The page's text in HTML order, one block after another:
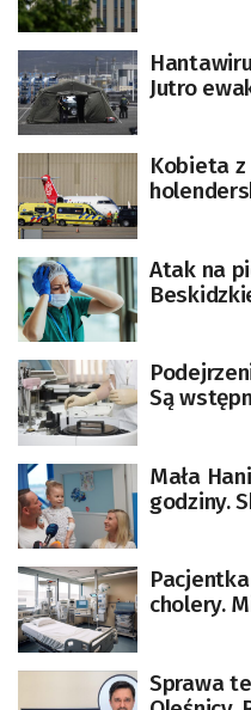
Jutro
Kobieta
Atak na
Są
Mała
godziny.
cholery.
Sprawa